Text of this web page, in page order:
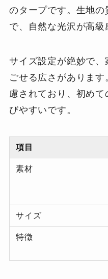
のタープです。生地
で、自然な光沢が高級
サイズ設定が絶妙で
ごせる広さがありま
慮されており、初め
びやすいです。
項目
素材
サイズ
特徴